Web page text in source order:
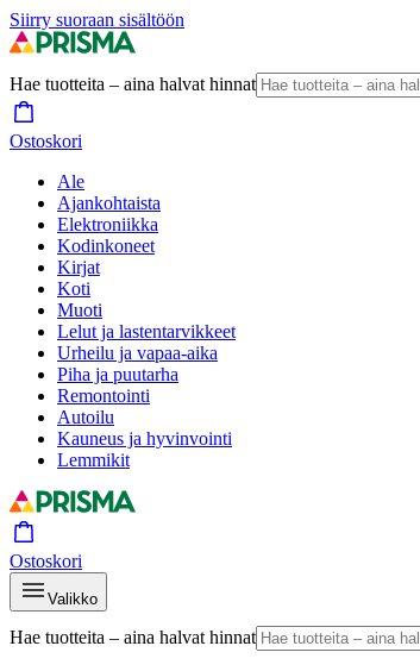
Siirry suoraan sisältöön
Hae tuotteita – aina halvat hinnat
Ostoskori
Ale
Ajankohtaista
Elektroniikka
Kodinkoneet
Kirjat
Koti
Muoti
Lelut ja lastentarvikkeet
Urheilu ja vapaa-aika
Piha ja puutarha
Remontointi
Autoilu
Kauneus ja hyvinvointi
Lemmikit
Ostoskori
Valikko
Hae tuotteita – aina halvat hinnat